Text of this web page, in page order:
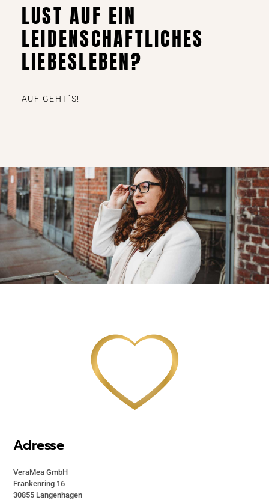
LUST AUF EIN
LEIDENSCHAFTLICHES
LIEBESLEBEN?
AUF GEHT´S!
Adresse
VeraMea GmbH
Frankenring 16
30855 Langenhagen